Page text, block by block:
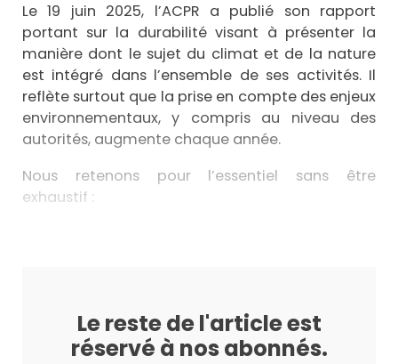
Le 19 juin 2025, l’ACPR a publié son rapport
portant sur la durabilité visant à présenter la
manière dont le sujet du climat et de la nature
est intégré dans l’ensemble de ses activités. Il
reflète surtout que la prise en compte des enjeux
environnementaux, y compris au niveau des
autorités, augmente chaque année.
Nous retenons pour l’essentiel sans être
exhaustif :
Le reste de l'article est
réservé à nos abonnés.